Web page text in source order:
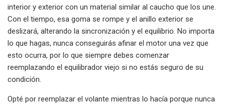
interior y exterior con un material similar al caucho que los une.
Con el tiempo, esa goma se rompe y el anillo exterior se
deslizará, alterando la sincronización y el equilibrio. No importa
lo que hagas, nunca conseguirás afinar el motor una vez que
esto ocurra, por lo que siempre debes comenzar
reemplazando el equilibrador viejo si no estás seguro de su
condición.
Opté por reemplazar el volante mientras lo hacía porque nunca